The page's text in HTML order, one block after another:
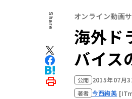
Share オンライン動画
海外ド
バイス
公開 2015年07月
著者 今西絢美